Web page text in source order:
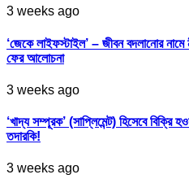
3 weeks ago
‘জেকে লাইফস্টাইল’ – জীবন বদলানোর
ফের আলোচনা
3 weeks ago
‘খাদ্য সম্পূরক’ (সাপ্লিমেন্ট) হিসেবে
তদারকি!
3 weeks ago